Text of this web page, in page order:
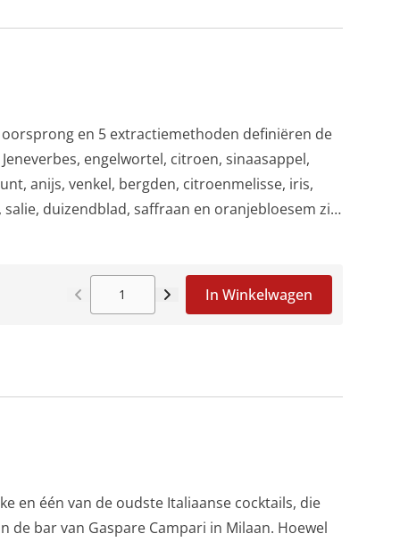
en 5 extractiemethoden definiëren de
engelwortel, citroen, sinaasappel,
anijs, venkel, bergden, citroenmelisse, iris,
duizendblad, saffraan en oranjebloesem zijn
en planten die we mogen kennen. De rest is
van jeneverbes, viooltjes (gegeven door
bepalen het aroma.De smaak is kruidig,
In Winkelwagen
en één van de oudste Italiaanse cocktails, die
de bar van Gaspare Campari in Milaan. Hoewel